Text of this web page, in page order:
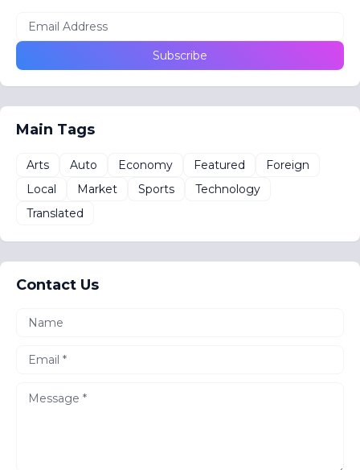
Main Tags
Arts Auto Economy Featured
Foreign
Local
Market Sports
Technology
Translated
Contact Us